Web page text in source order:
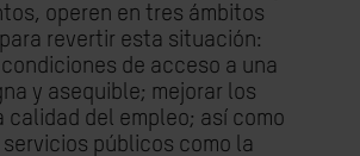
operen en tres ámbitos
revertir esta situación:
de acceso a una
y asequible; mejorar los
calidad del empleo; así como
públicos como la